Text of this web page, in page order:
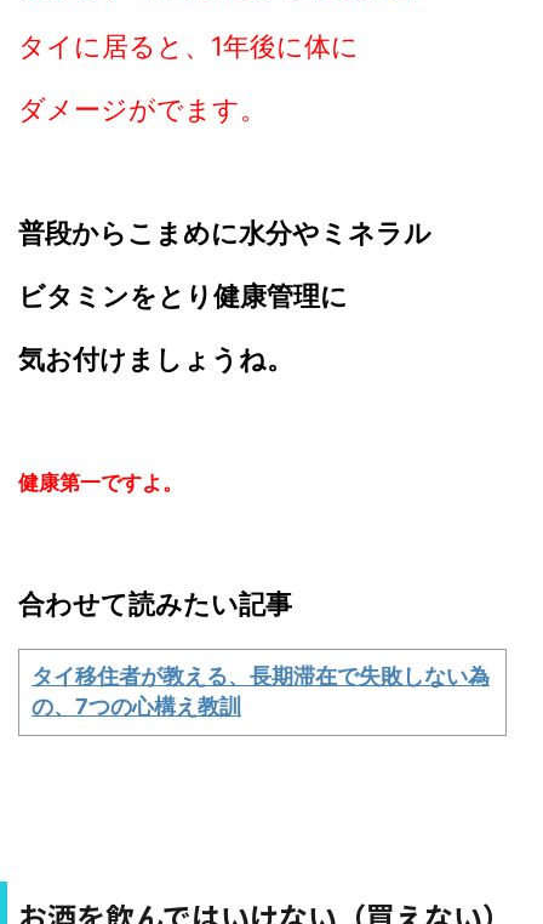
タイに居ると、 1年後に体に
ダメージがでます。
普段からこまめに水分やミネラル
ビタミンをとり健康管理に
気お付けましょうね。
健康第一ですよ。
合わせて読みたい記事
タイ移住者が教える、長期滞在で失敗しない為
の、7つの心構え教訓